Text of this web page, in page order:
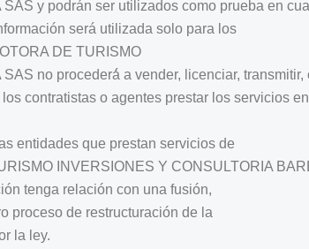
y podrán ser utilizados como prueba en
será utilizada solo para los
DE TURISMO
no procederá́ a vender, licenciar,
contratistas o agentes prestar los servicios
entidades que prestan servicios de
INVERSIONES Y CONSULTORIA
tenga relación con una fusión,
proceso de restructuración de la
la ley.